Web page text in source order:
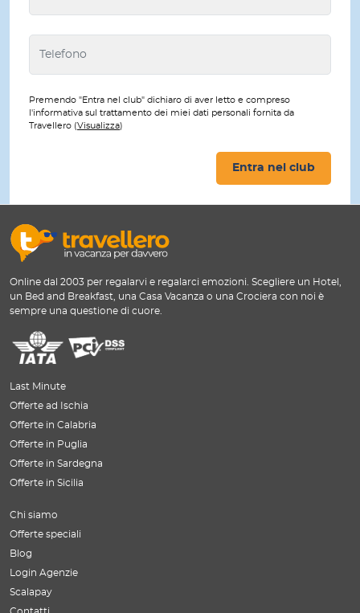
Premendo "Entra nel club" dichiaro di aver letto e compreso
l'informativa sul trattamento dei miei dati personali fornita da
Travellero (Visualizza)
Entra nel club
Online dal 2003 per regalarvi e regalarci emozioni. Scegliere un Hotel,
un Bed and Breakfast, una Casa Vacanza o una Crociera con noi è
sempre una questione di cuore.
Last Minute
Offerte ad Ischia
Offerte in Calabria
Offerte in Puglia
Offerte in Sardegna
Offerte in Sicilia
Chi siamo
Offerte speciali
Blog
Login Agenzie
Scalapay